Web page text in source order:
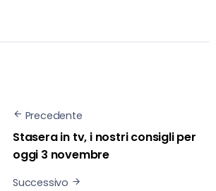
Precedente
Stasera in tv, i nostri consigli per
oggi 3 novembre
Successivo